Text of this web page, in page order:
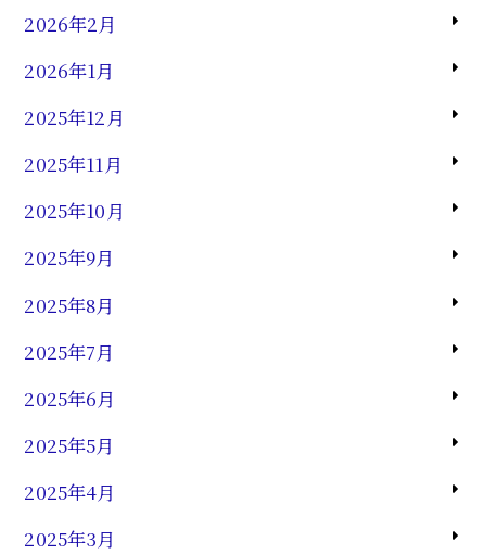
2026年2月
2026年1月
2025年12月
2025年11月
2025年10月
2025年9月
2025年8月
2025年7月
2025年6月
2025年5月
2025年4月
2025年3月